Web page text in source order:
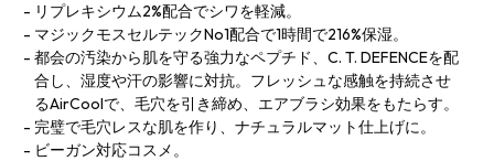
リプレキシウム2%配合でシワを軽減。
マジックモスセルテックNo1配合で1時間で216%保湿。
都会の汚染から肌を守る強力なペプチド、C. T. DEFENCEを配
合し、湿度や汗の影響に対抗。フレッシュな感触を持続させ
るAirCoolで、毛穴を引き締め、エアブラシ効果をもたらす。
完璧で毛穴レスな肌を作り、ナチュラルマット仕上げに。
ビーガン対応コスメ。